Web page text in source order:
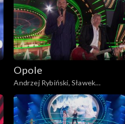
KFPP: Koncert „Zróbmy więc
prywatkę”
Opole
Andrzej Rybiński, Sławek
Uniatowski i Mateusz Ziółko –
„Czas relaksu”. 62. KFPP: Koncert
„Zróbmy więc prywatkę”